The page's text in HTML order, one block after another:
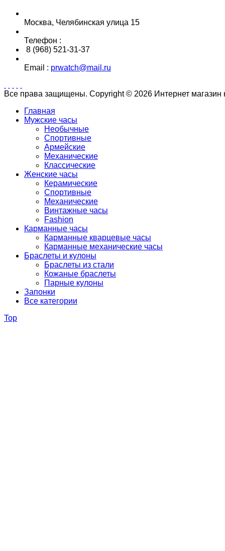
Москва, Челябинская улица 15
Телефон :
8 (968) 521-31-37
Email : prwatch@mail.ru
Все права защищены. Copyright © 2026 Интернет магазин
Главная
Мужские часы
Необычные
Спортивные
Армейские
Механические
Классические
Женские часы
Керамические
Спортивные
Механические
Винтажные часы
Fashion
Карманные часы
Карманные кварцевые часы
Карманные механические часы
Браслеты и кулоны
Браслеты из стали
Кожаные браслеты
Парные кулоны
Запонки
Все категории
Top